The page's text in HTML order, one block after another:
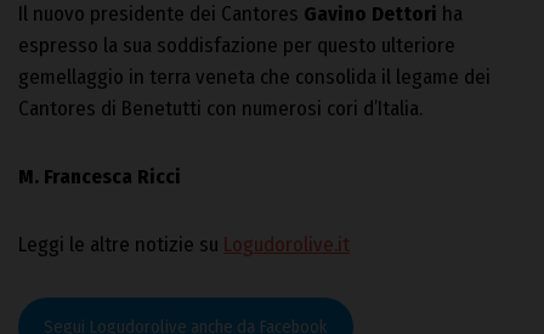
Il nuovo presidente dei Cantores Gavino Dettori ha
espresso la sua soddisfazione per questo ulteriore
gemellaggio in terra veneta che consolida il legame dei
Cantores di Benetutti con numerosi cori d’Italia.
M. Francesca Ricci
Leggi le altre notizie su Logudorolive.it
Segui Logudorolive anche da Facebook